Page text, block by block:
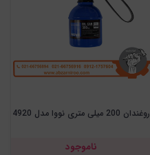
روغندان 200 میلی متری نووا مدل 4920
ناموجود